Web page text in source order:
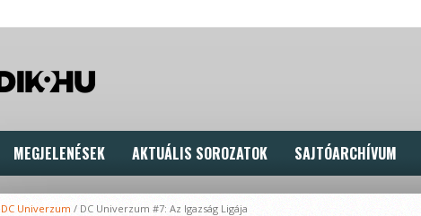
MEGJELENÉSEK AKTUÁLIS SOROZATOK SAJTÓARCHÍVUM
DC Univerzum / DC Univerzum #7: Az Igazság Ligája